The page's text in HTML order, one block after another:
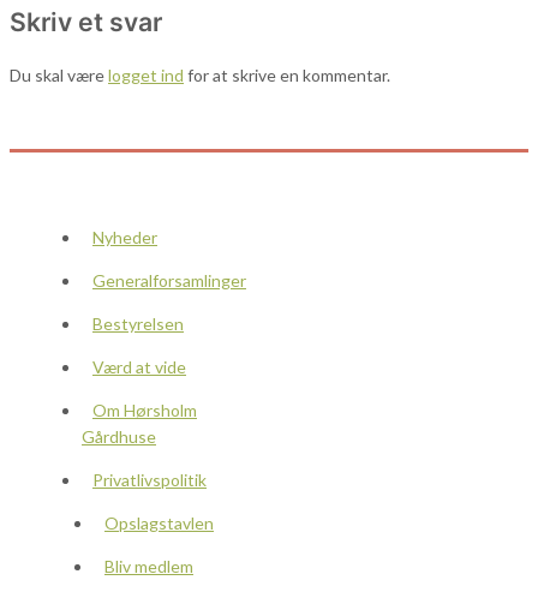
Skriv et svar
Du skal værelogget ind for at skrive en kommentar.
Nyheder
Generalforsamlinger
Bestyrelsen
Værd at vide
Om Hørsholm
Gårdhuse
Privatlivspolitik
Opslagstavlen
Bliv medlem